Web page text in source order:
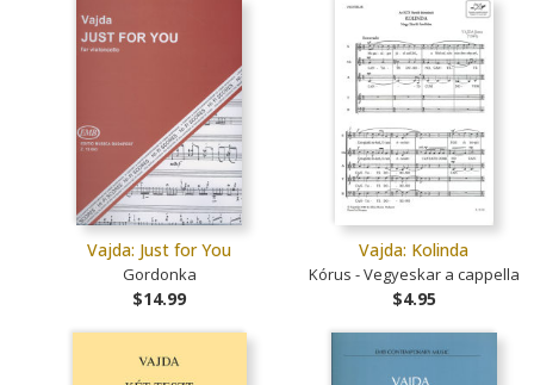
Vajda: Just for You
Gordonka
$14.99
Vajda: Kolinda
Kórus - Vegyeskar a cappella
$4.95